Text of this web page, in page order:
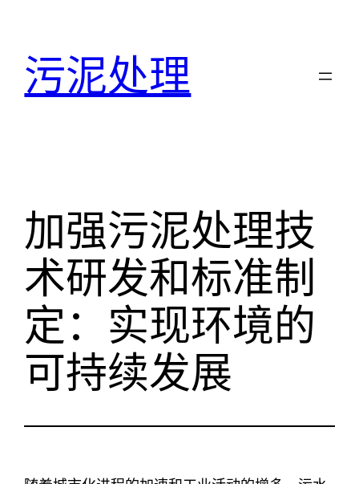
污泥处理
加强污泥处理技
术研发和标准制
定：实现环境的
可持续发展